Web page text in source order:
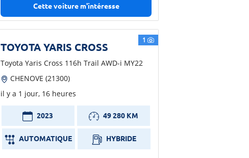
Cette voiture m'intéresse
1
TOYOTA YARIS CROSS
Toyota Yaris Cross 116h Trail AWD-i MY22
CHENOVE (21300)
il y a 1 jour, 16 heures
2023 49 280 KM
AUTOMATIQUE HYBRIDE